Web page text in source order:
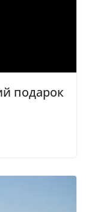
подарок